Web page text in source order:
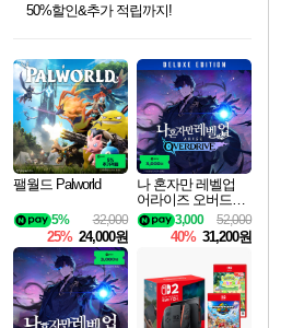
최대 90% 할인가를 만나보세요!
네이버혜택과 함께 만나보세요!
50%할인&추가 적립까지!
이니&베니 혜택까지!
네이버 혜택가와 함께 예약하세요!
할인&네이버혜택으로 만나보세요!
네이버페이 혜택과 만나보세요!
40주년 프로모션으로 만나보세요!
네이버 포인트 혜택까지!
할인가에 만나보세요!
일부 에디션 상시 할인!
혜택으로 예약 판매 중
편안하게 충전하세요
팰월드 Palworld
32,000
5%
25% 24,000원
나 혼자만 레벨업
어라이즈 오버드라
이브 디럭스 에디션
Solo Leveling Arise
Overdrive Deluxe Edi
52,000
3,000
40% 31,200원